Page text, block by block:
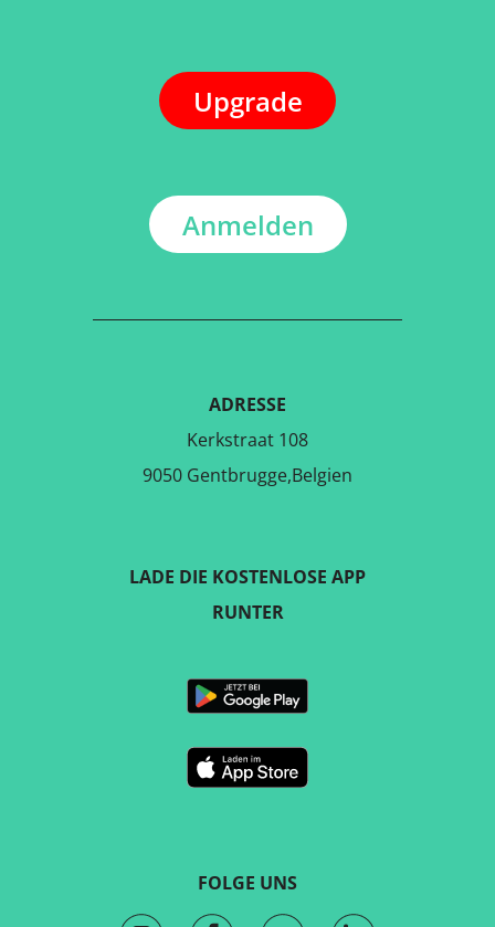
Upgrade
Anmelden
ADRESSE
Kerkstraat 108
9050 Gentbrugge,Belgien
FOLGE UNS
LADE DIE KOSTENLOSE APP
RUNTER